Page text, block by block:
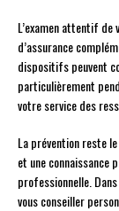
L’examen attentif
d’assurance
dispositifs peuvent
particulièrement
votre service des
La prévention reste
et une connaissance
professionnelle.
vous conseiller